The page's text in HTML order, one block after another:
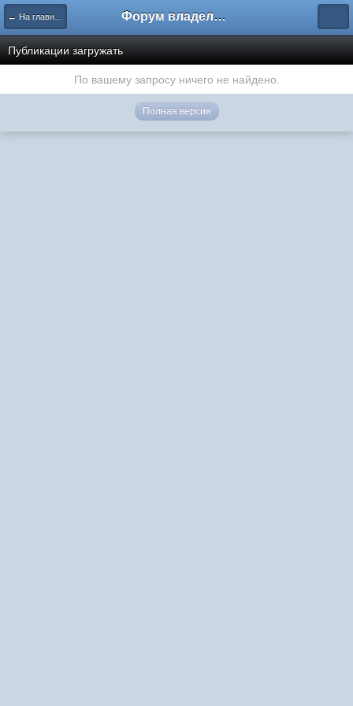
← На главную Форум владельцев интернет-магазинов
Публикации загружать
По вашему запросу ничего не найдено.
Полная версия